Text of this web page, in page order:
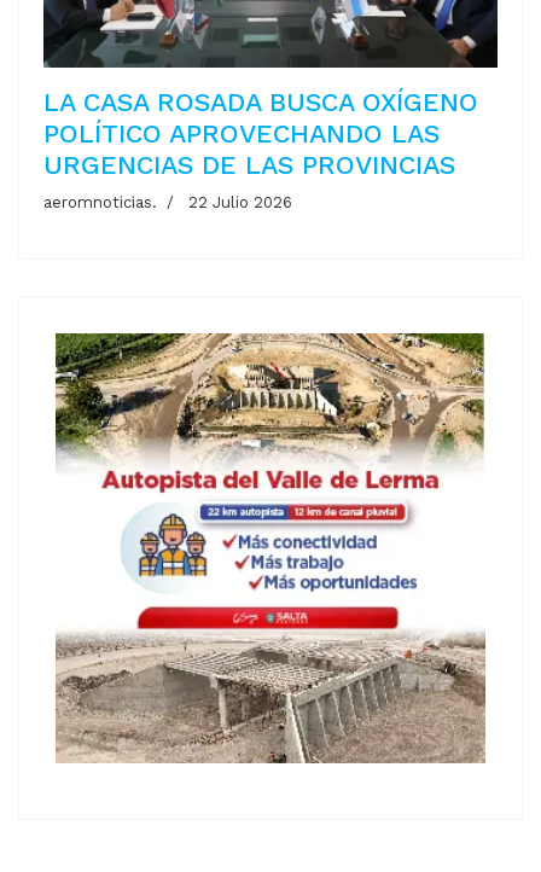
LA CASA ROSADA BUSCA OXÍGENO
POLÍTICO APROVECHANDO LAS
URGENCIAS DE LAS PROVINCIAS
aeromnoticias. 22 Julio 2026